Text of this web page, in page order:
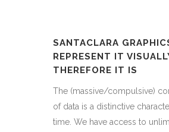
SANTACLARA
REPRESENT IT
THEREFORE IT IS
The (massive/compulsive)
of data is a distinctive
time. We have access to